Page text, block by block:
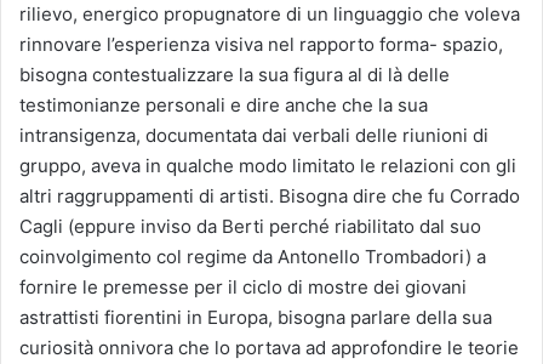
rilievo, energico propugnatore di un linguaggio che voleva
rinnovare l’esperienza visiva nel rapporto forma- spazio,
bisogna contestualizzare la sua figura al di là delle
testimonianze personali e dire anche che la sua
intransigenza, documentata dai verbali delle riunioni di
gruppo, aveva in qualche modo limitato le relazioni con gli
altri raggruppamenti di artisti. Bisogna dire che fu Corrado
Cagli (eppure inviso da Berti perché riabilitato dal suo
coinvolgimento col regime da Antonello Trombadori) a
fornire le premesse per il ciclo di mostre dei giovani
astrattisti fiorentini in Europa, bisogna parlare della sua
curiosità onnivora che lo portava ad approfondire le teorie